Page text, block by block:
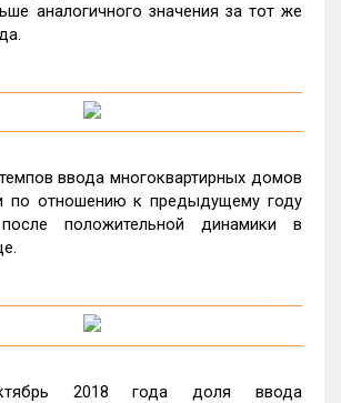
аналогичного значения за тот же
ввода многоквартирных домов
по отношению к предыдущему году
положительной динамики в
2018 года доля ввода